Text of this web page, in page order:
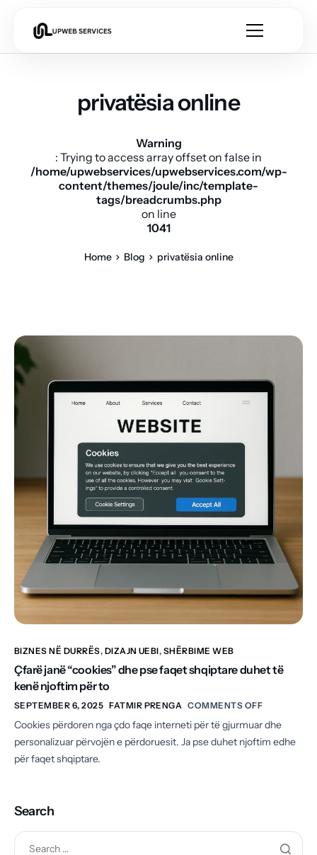
privatësia online
Warning
: Trying to access array offset on false in
/home/upwebservices/upwebservices.com/wp-
content/themes/joule/inc/template-
tags/breadcrumbs.php
on line
1041
Home Blog privatësia online
BIZNES NË DURRËS, DIZAJN UEBI, SHËRBIME WEB
Çfarë janë “cookies” dhe pse faqet shqiptare duhet të
kenë njoftim për to
SEPTEMBER 6, 2025 FATMIR PRENGA COMMENTS OFF
Cookies përdoren nga çdo faqe interneti për të gjurmuar dhe
personalizuar përvojën e përdoruesit. Ja pse duhet njoftim edhe
për faqet shqiptare.
Search